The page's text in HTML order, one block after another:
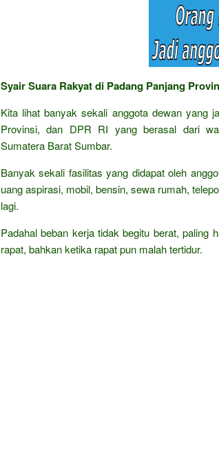
Syair Suara Rakyat di Padang Panjang
Kita lihat banyak sekali anggota dewan yang
Provinsi, dan DPR RI yang berasal dari
Sumatera Barat Sumbar.
Banyak sekali fasilitas yang didapat oleh
uang aspirasi, mobil, bensin, sewa rumah,
lagi.
Padahal beban kerja tidak begitu berat, paling
rapat, bahkan ketika rapat pun malah tertidur.